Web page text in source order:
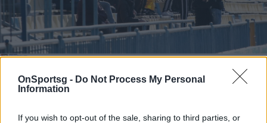
OnSportsg - Do Not Process My Personal
Information
If you wish to opt-out of the sale, sharing to third parties, or
Photo 6/11
Αβραάμ Παπαδόπουλο - Τι συνέβη στο Αγρίνιο (photos)